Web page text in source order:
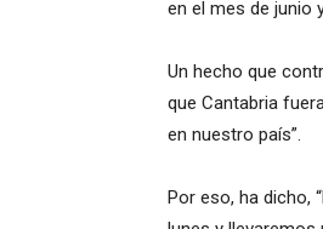
en el mes de junio
Un hecho que
que Cantabria
en nuestro país”.
Por eso, ha dicho,